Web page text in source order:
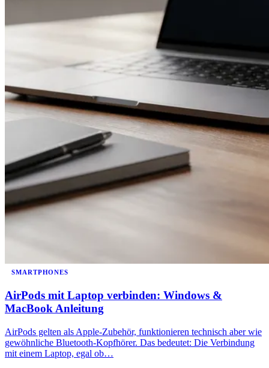
SMARTPHONES
AirPods mit Laptop verbinden: Windows &
MacBook Anleitung
AirPods gelten als Apple-Zubehör, funktionieren technisch aber wie
gewöhnliche Bluetooth-Kopfhörer. Das bedeutet: Die Verbindung
mit einem Laptop, egal ob…